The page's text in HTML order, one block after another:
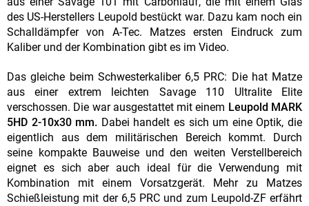
des US-Herstellers Leupold bestückt war. Dazu kam noch ein
Schalldämpfer von A-Tec. Matzes ersten Eindruck zum
Kaliber und der Kombination gibt es im Video.
Das gleiche beim Schwesterkaliber 6,5 PRC: Die hat Matze
aus einer extrem leichten Savage 110 Ultralite Elite
verschossen. Die war ausgestattet mit einem Leupold MARK
5HD 2-10x30 mm. Dabei handelt es sich um eine Optik, die
eigentlich aus dem militärischen Bereich kommt. Durch
seine kompakte Bauweise und den weiten Verstellbereich
eignet es sich aber auch ideal für die Verwendung mit
Kombination mit einem Vorsatzgerät. Mehr zu Matzes
Schießleistung mit der 6,5 PRC und zum Leupold-ZF erfährt